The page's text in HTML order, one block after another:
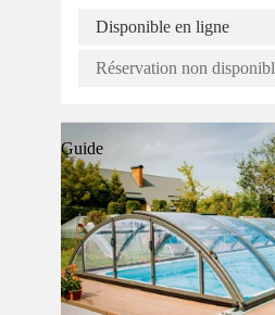
Disponible en ligne
Réservation non
Guide